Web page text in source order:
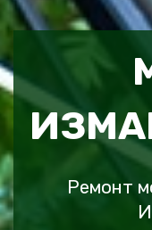
Ремонт